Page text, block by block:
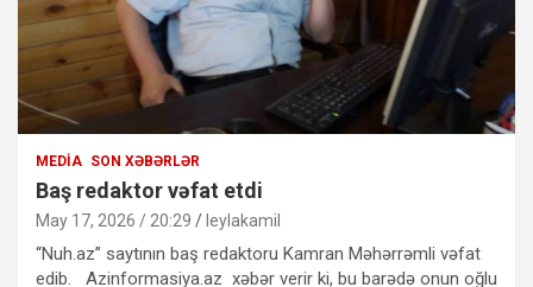
MEDIA SON XƏBƏRLƏR
Baş redaktor vəfat etdi
May 17, 2026 / 20:29 leylakamil
“Nuh.az” saytının baş redaktoru Kamran Məhərrəmli vəfat
edib. Azinformasiya.az xəbər verir ki, bu barədə onun oğlu